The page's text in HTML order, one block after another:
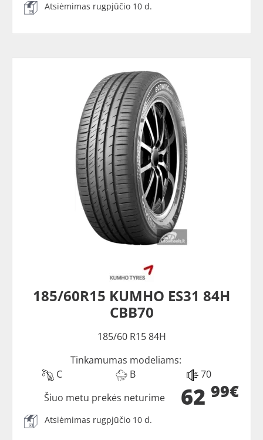
Atsiėmimas rugpjūčio 10 d.
185/60R15 KUMHO ES31 84H
CBB70
185/60 R15 84H
Tinkamumas modeliams:
C
B 70
62 99€
Šiuo metu prekės neturime
Atsiėmimas rugpjūčio 10 d.